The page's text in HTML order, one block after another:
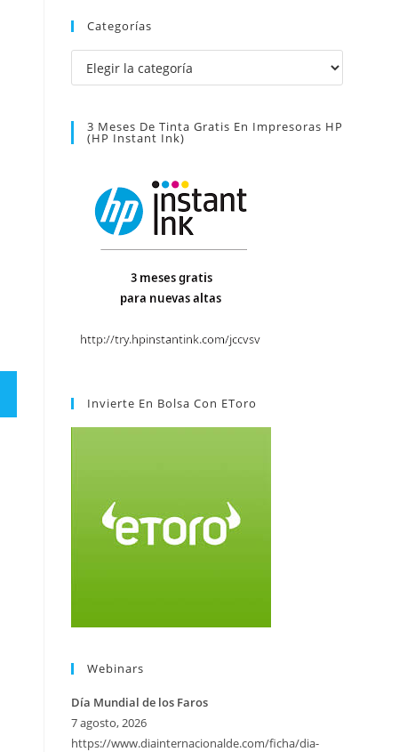
Categorías
Categorías
3 Meses De Tinta Gratis En Impresoras HP
(HP Instant Ink)
Invierte En Bolsa Con EToro
Webinars
Día Mundial de los Faros
7 agosto, 2026
https://www.diainternacionalde.com/ficha/dia-